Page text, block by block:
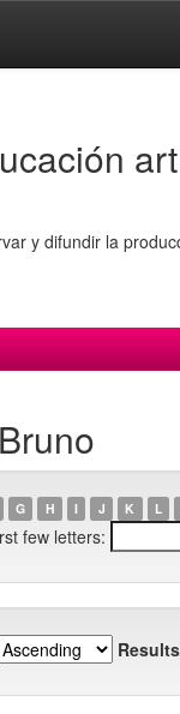
y difundir la
G H I J K L
few letters: